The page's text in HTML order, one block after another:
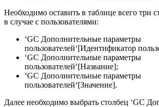
Необходимо оставить в таблице всего три
в случае с пользователями:
‘GC Дополнительные параметры
пользователей‘[Идентификатор
‘GC Дополнительные параметры
пользователей‘[Название];
‘GC Дополнительные параметры
пользователей‘[Значение].
Далее необходимо выбрать столбец ‘GC